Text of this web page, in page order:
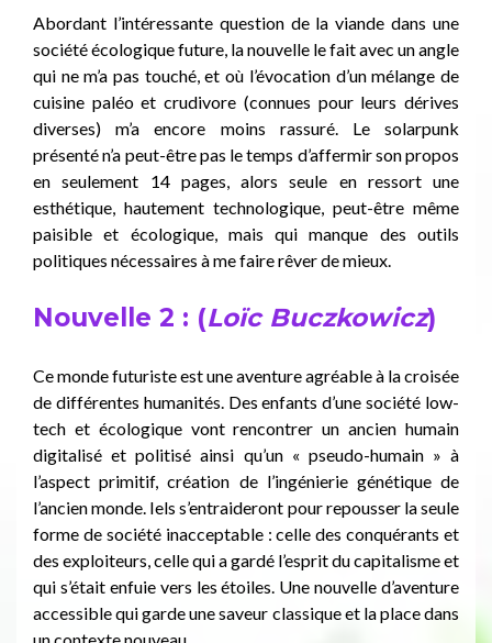
Abordant l’intéressante question de la viande dans une
société écologique future, la nouvelle le fait avec un angle
qui ne m’a pas touché, et où l’évocation d’un mélange de
cuisine paléo et crudivore (connues pour leurs dérives
diverses) m’a encore moins rassuré. Le solarpunk
présenté n’a peut-être pas le temps d’affermir son propos
en seulement 14 pages, alors seule en ressort une
esthétique, hautement technologique, peut-être même
paisible et écologique, mais qui manque des outils
politiques nécessaires à me faire rêver de mieux.
Nouvelle 2 : (Loïc Buczkowicz)
Ce monde futuriste est une aventure agréable à la croisée
de différentes humanités. Des enfants d’une société low-
tech et écologique vont rencontrer un ancien humain
digitalisé et politisé ainsi qu’un « pseudo-humain » à
l’aspect primitif, création de l’ingénierie génétique de
l’ancien monde. Iels s’entraideront pour repousser la seule
forme de société inacceptable : celle des conquérants et
des exploiteurs, celle qui a gardé l’esprit du capitalisme et
qui s’était enfuie vers les étoiles. Une nouvelle d’aventure
accessible qui garde une saveur classique et la place dans